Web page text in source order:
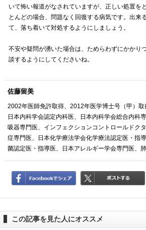
いて怖い報道がなされていますが、正しい処置を
とんどの場合、問題なく回復する病気です。出来
て、落ち着いて対処するようにしましょう。
不安や疑問が湧いた場合は、ためらわずにかかり
談するようにしてくださいね。
佐藤留美
2002年医師免許取得、2012年医学博士号（甲）取
日本内科学会認定内科医、日本内科学会総合内科
吸器専門医、インフェクションコントロールドク
症専門医、日本化学療法学会化学療法認定医・指
菌認定医・指導医、日本アレルギー学会専門医、
この記事を見た人にオススメ